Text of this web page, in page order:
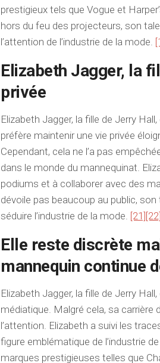
prestigieux tels que Vogue et
hors du feu des projecteurs, son
l’attention de l’industrie de la mode.
Elizabeth Jagger, la
privée
Elizabeth Jagger, la fille de Jerry
préfère maintenir une vie privée
Cependant, cela ne l’a pas
dans le monde du mannequinat.
podiums et à collaborer avec des
dévoile pas beaucoup au public,
séduire l’industrie de la mode. [21] [22]
Elle reste discrète
mannequin continue
Elizabeth Jagger, la fille de Jerry
médiatique. Malgré cela, sa carrière
l’attention. Elizabeth a suivi les
figure emblématique de l’industrie
marques prestigieuses telles que